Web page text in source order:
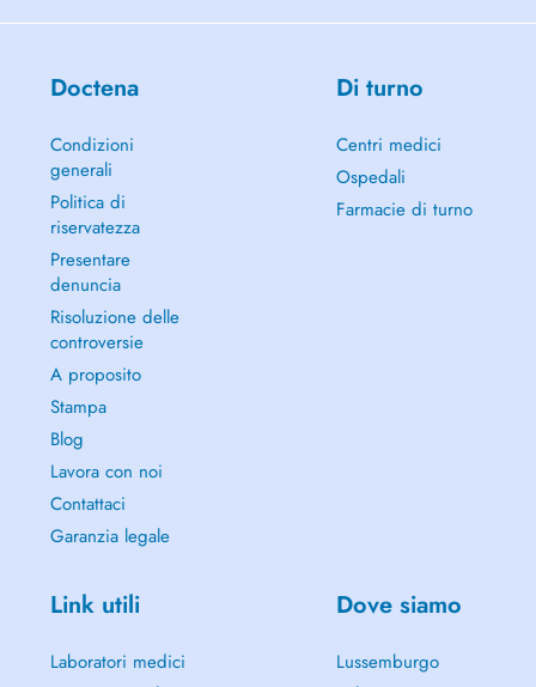
Doctena
Condizioni
generali
Politica di
riservatezza
Presentare
denuncia
Risoluzione delle
controversie
A proposito
Stampa
Blog
Lavora con noi
Contattaci
Garanzia legale
Di turno
Centri medici
Ospedali
Farmacie di turno
Link utili
Laboratori medici
Dove siamo
Lussemburgo